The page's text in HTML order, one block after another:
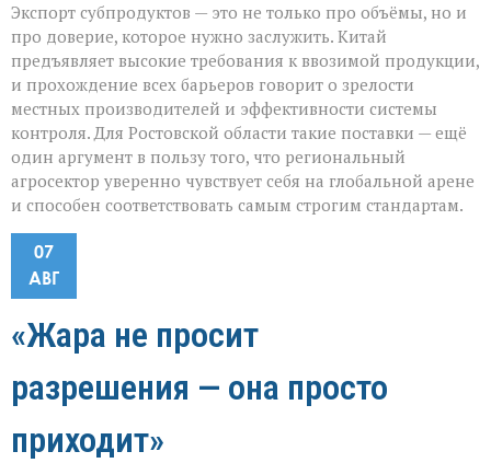
Экспорт субпродуктов — это не только про объёмы, но и
про доверие, которое нужно заслужить. Китай
предъявляет высокие требования к ввозимой продукции,
и прохождение всех барьеров говорит о зрелости
местных производителей и эффективности системы
контроля. Для Ростовской области такие поставки — ещё
один аргумент в пользу того, что региональный
агросектор уверенно чувствует себя на глобальной арене
и способен соответствовать самым строгим стандартам.
07
АВГ
«Жара не просит
разрешения — она просто
приходит»